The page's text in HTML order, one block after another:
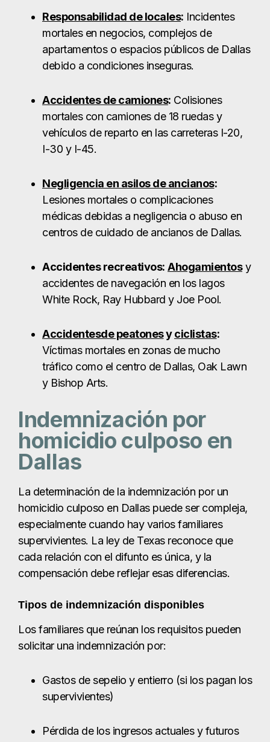
I-30 y I-45.
Negligencia en asilos de ancianos:
Lesiones mortales o complicaciones
centros de cuidado de ancianos de Dallas.
Accidentes recreativos: Ahogamientos
accidentes de navegación en los lagos
Accidentesde peatonesyciclistas
Víctimas mortales en zonas de mucho
tráfico como el centro de Dallas, Oak Lawn
Indemnización por
homicidio culposo en
Dallas
La determinación de la indemnización por un
homicidio culposo en Dallas puede ser compleja,
especialmente cuando hay varios familiares
supervivientes. La ley de Texas reconoce que
cada relación con el difunto es única, y la
compensación debe reflejar esas diferencias.
Tipos de indemnización disponibles
Los familiares que reúnan los requisitos pueden
solicitar una indemnización por:
Gastos de sepelio y entierro (si los pagan los
supervivientes)
Pérdida de los ingresos actuales y futuros
Pérdida de la herencia
Pérdida de servicios domésticos,
orientación y compañía
Angustia emocional y angustia mental de los